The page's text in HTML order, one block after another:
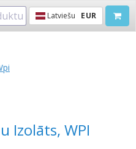
Latviešu EUR
Izolāts, WPI